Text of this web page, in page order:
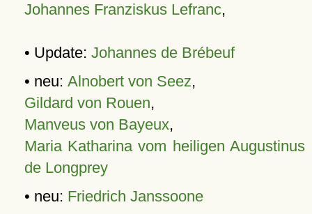
Johannes Franziskus Lefranc,
• Update: Johannes de Brébeuf
• neu: Alnobert von Seez,
Gildard von Rouen,
Manveus von Bayeux,
Maria Katharina vom heiligen Augustinus
de Longprey
• neu: Friedrich Janssoone